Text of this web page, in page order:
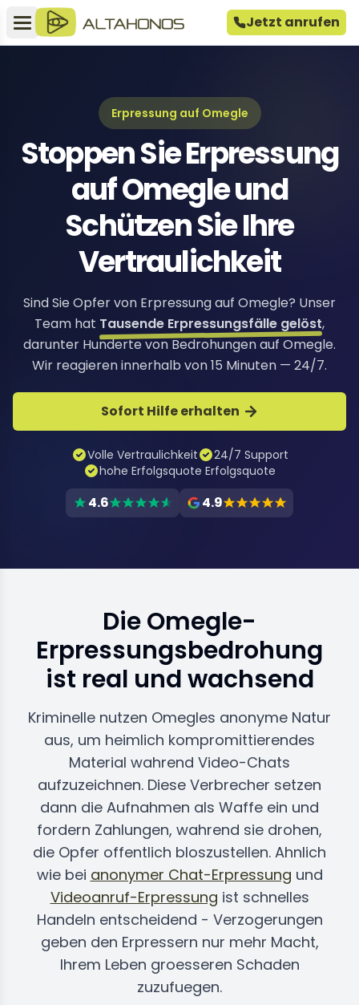
Jetzt anrufen
Erpressung auf Omegle
Stoppen Sie Erpressung
auf Omegle und
Schützen Sie Ihre
Vertraulichkeit
Sind Sie Opfer von Erpressung auf Omegle? Unser
Team hat Tausende Erpressungsfälle gelöst,
darunter Hunderte von Bedrohungen auf Omegle.
Wir reagieren innerhalb von 15 Minuten — 24/7.
Sofort Hilfe erhalten
Volle Vertraulichkeit
24/7 Support
hohe Erfolgsquote Erfolgsquote
4.6 4.9
Die Omegle-
Erpressungsbedrohung
ist real und wachsend
Kriminelle nutzen Omegles anonyme Natur
aus, um heimlich kompromittierendes
Material wahrend Video-Chats
aufzuzeichnen. Diese Verbrecher setzen
dann die Aufnahmen als Waffe ein und
fordern Zahlungen, wahrend sie drohen,
die Opfer offentlich bloszustellen. Ahnlich
wie bei anonymer Chat-Erpressung und
Videoanruf-Erpressung ist schnelles
Handeln entscheidend - Verzogerungen
geben den Erpressern nur mehr Macht,
Ihrem Leben groesseren Schaden
zuzufuegen.